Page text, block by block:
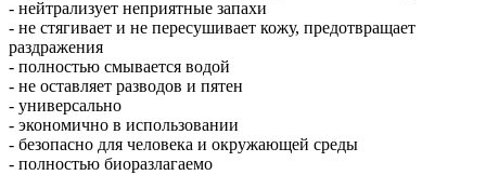
- нейтрализует неприятные запахи
- не стягивает и не пересушивает кожу, предотвращает
раздражения
- полностью смывается водой
- не оставляет разводов и пятен
- универсально
- экономично в использовании
- безопасно для человека и окружающей среды
- полностью биоразлагаемо